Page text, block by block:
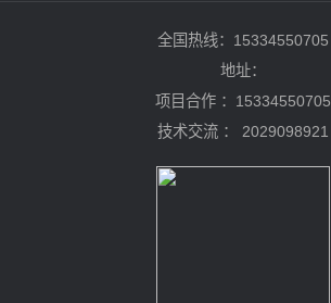
全国热线：15334550705
地址：
项目合作 ：15334550705
技术交流 ： 2029098921